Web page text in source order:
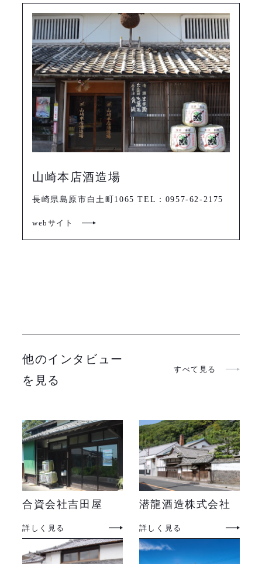
山崎本店酒造場
長崎県島原市白土町1065 TEL：0957-62-2175
webサイト
他のインタビュー
を見る
すべて見る
合資会社吉田屋
詳しく見る
潜龍酒造株式会社
詳しく見る